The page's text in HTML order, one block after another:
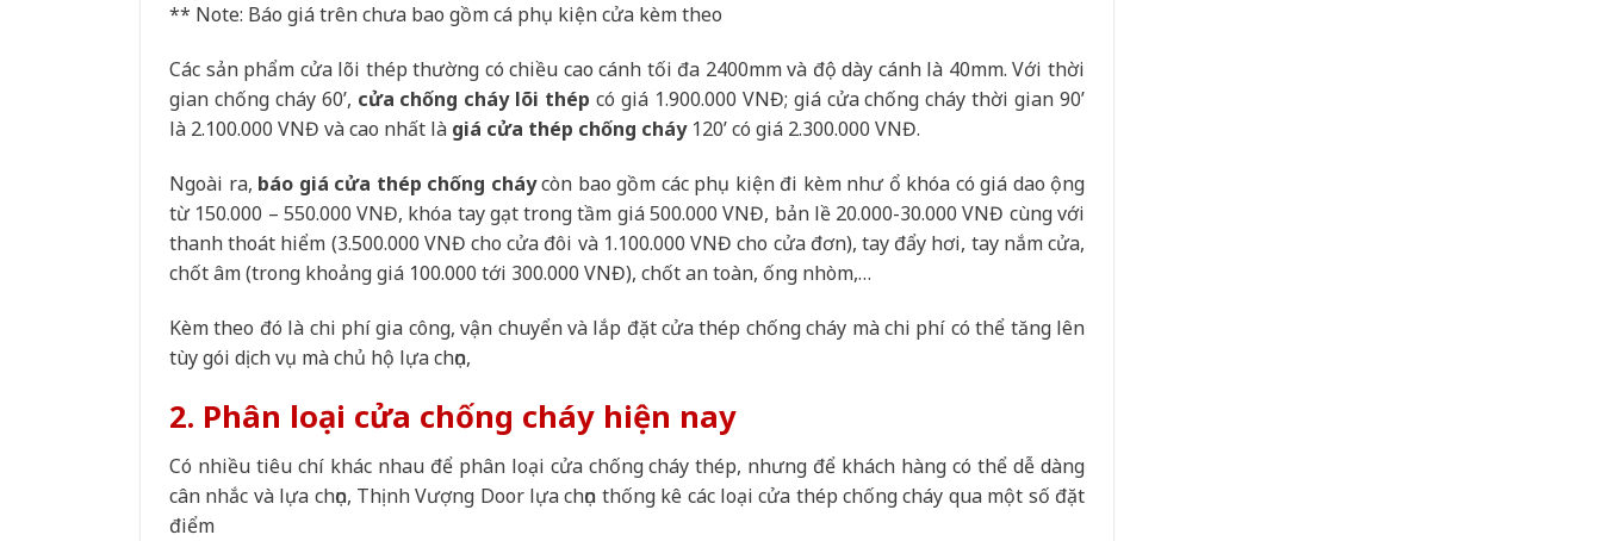
** Note: Báo giá trên chưa bao gồm cá phụ kiện cửa kèm theo
Các sản phẩm cửa lõi thép thường có chiều cao cánh tối đa 2400mm và độ dày cánh là 40mm. Với thời
gian chống cháy 60’, cửa chống cháy lõi thép có giá 1.900.000 VNĐ; giá cửa chống cháy thời gian 90’
là 2.100.000 VNĐ và cao nhất là giá cửa thép chống cháy120’ có giá 2.300.000 VNĐ.
Ngoài ra, báo giá cửa thép chống cháycòn bao gồm các phụ kiện đi kèm như ổ khóa có giá dao ộng
từ 150.000 – 550.000 VNĐ, khóa tay gạt trong tầm giá 500.000 VNĐ, bản lề 20.000-30.000 VNĐ cùng với
thanh thoát hiểm (3.500.000 VNĐ cho cửa đôi và 1.100.000 VNĐ cho cửa đơn), tay đẩy hơi, tay nắm cửa,
chốt âm (trong khoảng giá 100.000 tới 300.000 VNĐ), chốt an toàn, ống nhòm,…
Kèm theo đó là chi phí gia công, vận chuyển và lắp đặt cửa thép chống cháy mà chi phí có thể tăng lên
tùy gói dịch vụ mà chủ hộ lựa chọn,
2. Phân loại cửa chống cháy hiện nay
Có nhiều tiêu chí khác nhau để phân loại cửa chống cháy thép, nhưng để khách hàng có thể dễ dàng
cân nhắc và lựa chọn, Thịnh Vượng Door lựa chọn thống kê các loại cửa thép chống cháy qua một số đặt
điểm